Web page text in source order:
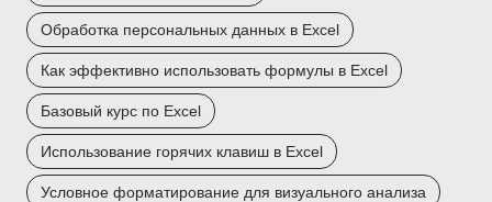
Обработка персональных данных в Excel
Как эффективно использовать формулы в Excel
Базовый курс по Excel
Использование горячих клавиш в Excel
Условное форматирование для визуального анализа